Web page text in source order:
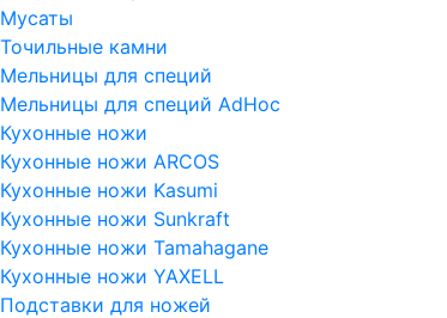
Мусаты
Точильные камни
Мельницы для специй
Мельницы для специй AdHoc
Кухонные ножи
Кухонные ножи ARCOS
Кухонные ножи Kasumi
Кухонные ножи Sunkraft
Кухонные ножи Tamahagane
Кухонные ножи YAXELL
Подставки для ножей